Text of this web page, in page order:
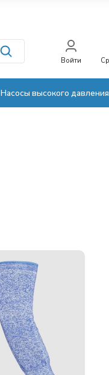
Войти
Насосы высокого давления